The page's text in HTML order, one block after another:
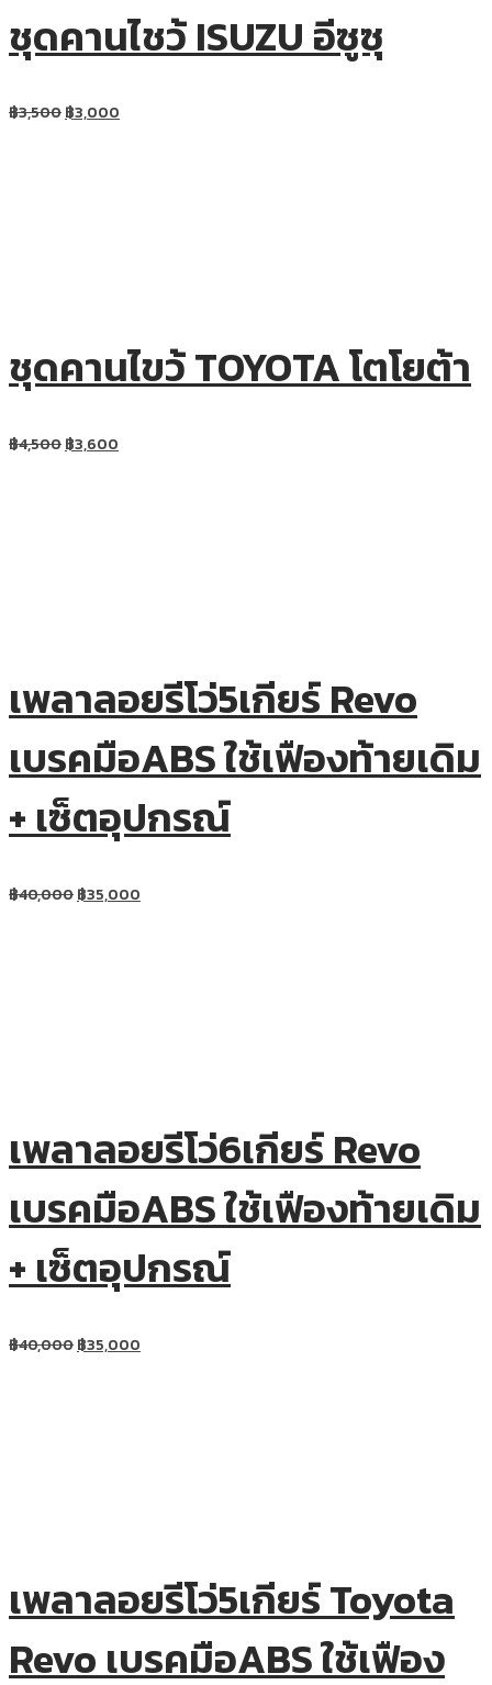
ชุดคานไชว้ ISUZU อีซูซุ
฿3,500฿3,000
ชุดคานไขว้ TOYOTA โตโยต้า
฿4,500฿3,600
เพลาลอยรีโว่5เกียร์ Revo
เบรคมือABS ใช้เฟืองท้ายเดิม
+ เซ็ตอุปกรณ์
฿40,000฿35,000
เพลาลอยรีโว่6เกียร์ Revo
เบรคมือABS ใช้เฟืองท้ายเดิม
+ เซ็ตอุปกรณ์
฿40,000฿35,000
เพลาลอยรีโว่5เกียร์ Toyota
Revo เบรคมือABS ใช้เฟือง